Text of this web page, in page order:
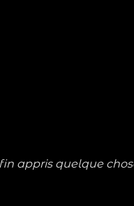
appris quelque